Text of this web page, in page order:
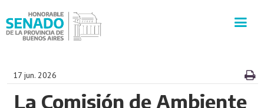
SECRETARÍAS
17 jun. 2026
La Comisión de Ambiente